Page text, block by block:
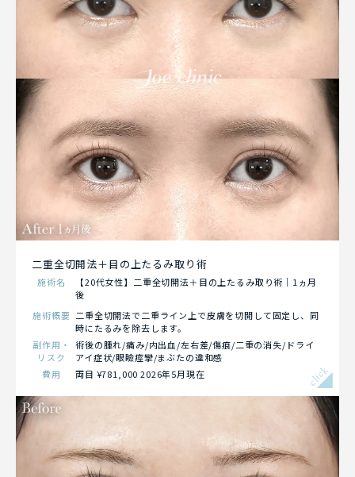
二重全切開法＋目の上たるみ取り術
施術名
【20代女性】二重全切開法＋目の上たるみ取り術｜1ヵ月
後
施術概要 二重全切開法で二重ライン上で皮膚を切開して固定し、同
時にたるみを除去します。
副作用・
リスク
術後の腫れ/痛み/内出血/左右差/傷痕/二重の消失/ドライ
アイ症状/眼瞼痙攣/まぶたの違和感
費用
両目 ¥781,000 2026年5月現在 click